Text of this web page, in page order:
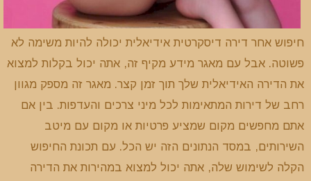
חיפוש אחר דירה דיסקרטית אידיאלית יכולה להיות משימה לא
פשוטה. אבל עם מאגר מידע מקיף זה, אתה יכול בקלות למצוא
את הדירה האידיאלית שלך תוך זמן קצר. מאגר זה מספק מגוון
רחב של דירות המתאימות לכל מיני צרכים והעדפות. בין אם
אתם מחפשים מקום שמציע פרטיות או מקום עם מיטב
השירותים, במסד הנתונים הזה יש הכל. עם תכונת החיפוש
הקלה לשימוש שלה, אתה יכול למצוא במהירות את הדירה